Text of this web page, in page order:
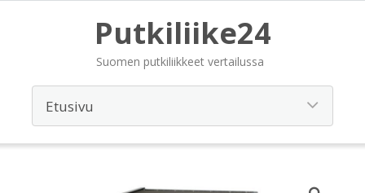
Putkiliike24
Suomen putkiliikkeet vertailussa